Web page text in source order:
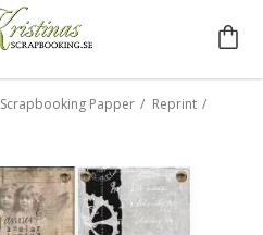
Scrapbooking Papper / Reprint /